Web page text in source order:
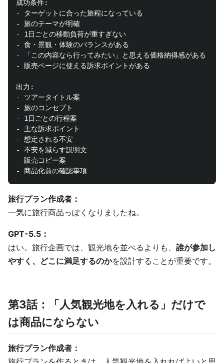
成功条件:
- ターゲットに合った旅程になっている
- 旅のテーマが明確
- 1日ごとの移動負荷が重すぎない
- 食・景観・体験のバランスがある
- 「この内容なら行ってみたい」と思える価格納得感がある
- 販売ページに使える訴求ポイントがある
出力:
- ツアータイトル案
- 旅のコンセプト
- 1日ごとの行程案
- 主な訴求ポイント
- 想定される不安
- 不安を減らす説明文
- 販売コピー案
旅行プラン作成者：
一気に旅行商品っぽくなりましたね。
GPT-5.5：
はい。旅行企画では、観光地を並べるよりも、 誰が参加し
やすく、どこに満足するのかを設計することが重要です。
第3話：「人気観光地を入れる」だけで
は商品にならない
旅行プラン作成者：